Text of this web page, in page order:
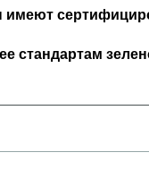
стандартам